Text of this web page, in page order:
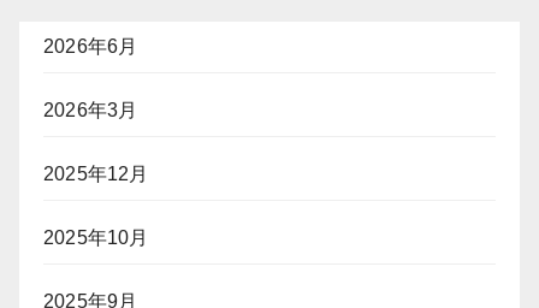
送
り
2026年6月
2026年3月
2025年12月
2025年10月
2025年9月